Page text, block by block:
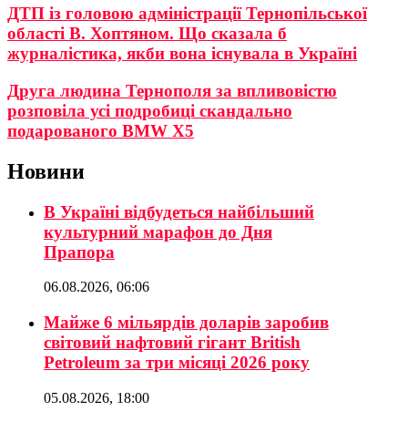
ДТП із головою адміністрації Тернопільської
області В. Хоптяном. Що сказала б
журналістика, якби вона існувала в Україні
Друга людина Тернополя за впливовістю
розповіла усі подробиці скандально
подарованого BMW X5
Новини
В Україні відбудеться найбільший
культурний марафон до Дня
Прапора
06.08.2026, 06:06
Майже 6 мільярдів доларів заробив
світовий нафтовий гігант British
Petroleum за три місяці 2026 року
05.08.2026, 18:00